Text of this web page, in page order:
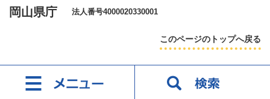
岡山県庁 法人番号4000020330001
このページのトップへ戻る